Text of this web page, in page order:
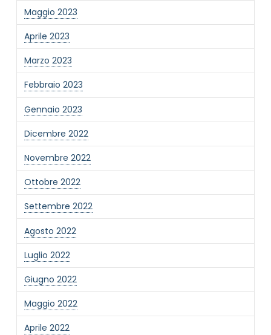
Maggio 2023
Aprile 2023
Marzo 2023
Febbraio 2023
Gennaio 2023
Dicembre 2022
Novembre 2022
Ottobre 2022
Settembre 2022
Agosto 2022
Luglio 2022
Giugno 2022
Maggio 2022
Aprile 2022